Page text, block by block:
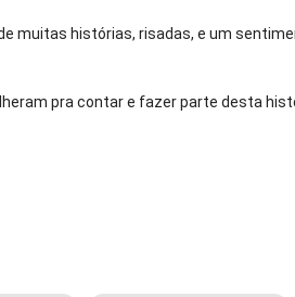
muitas histórias, risadas, e um
pra contar e fazer parte desta